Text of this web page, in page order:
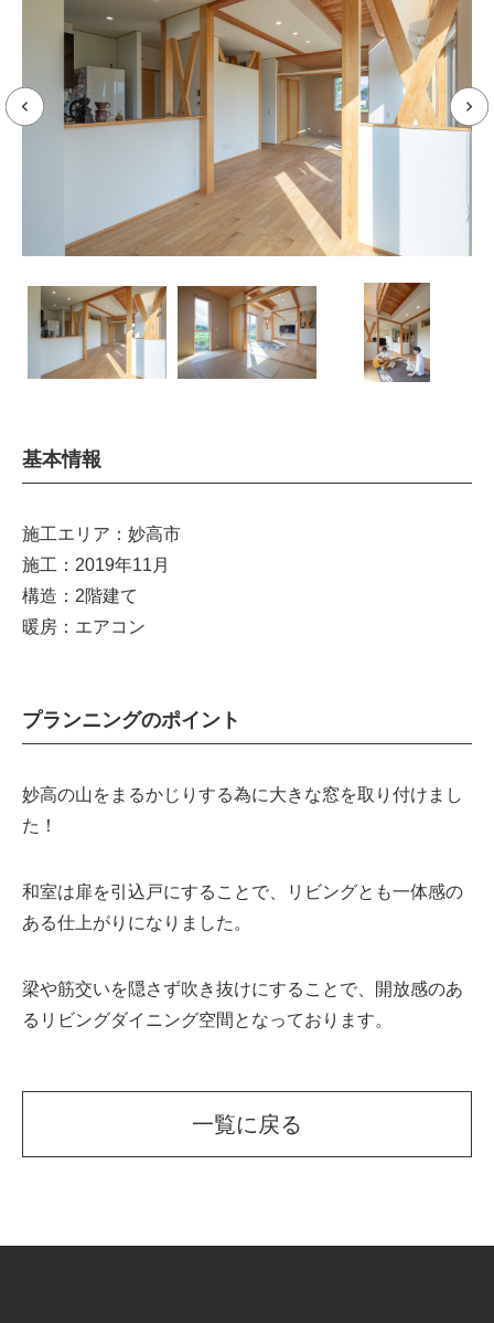
基本情報
施工エリア：妙高市
施工：2019年11月
構造：2階建て
暖房：エアコン
プランニングのポイント
妙高の山をまるかじりする為に大きな窓を取り付けまし
た！
和室は扉を引込戸にすることで、リビングとも一体感の
ある仕上がりになりました。
梁や筋交いを隠さず吹き抜けにすることで、開放感のあ
るリビングダイニング空間となっております。
一覧に戻る